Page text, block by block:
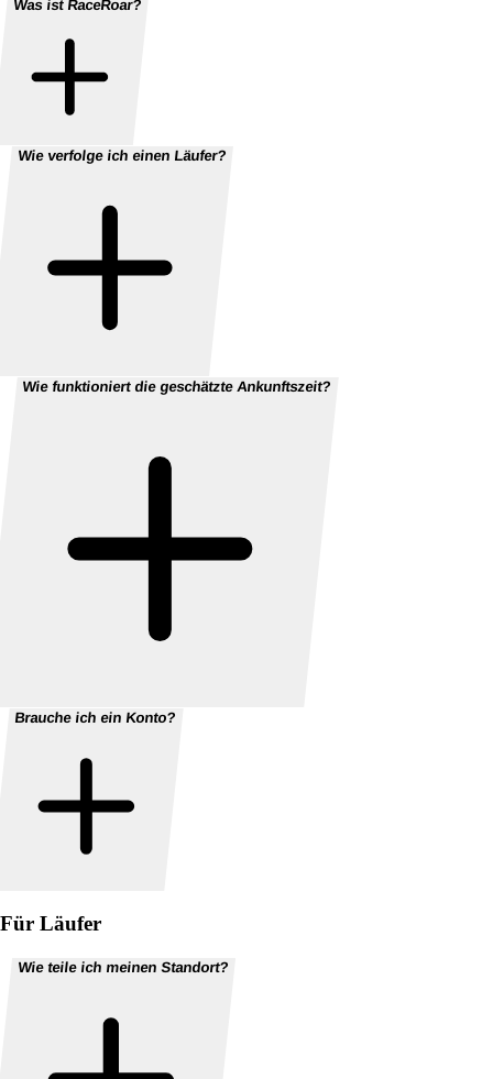
Was ist RaceRoar?
Wie verfolge ich einen Läufer?
Wie funktioniert die geschätzte Ankunftszeit?
Brauche ich ein Konto?
Für Läufer
Wie teile ich meinen Standort?